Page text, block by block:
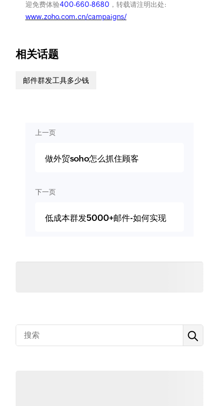
迎免费体验400-660-8680 ，转载请注明出处:
www.zoho.com.cn/campaigns/
相关话题
邮件群发工具多少钱
上一页
做外贸soho怎么抓住顾客
下一页
低成本群发5000+邮件-如何实现